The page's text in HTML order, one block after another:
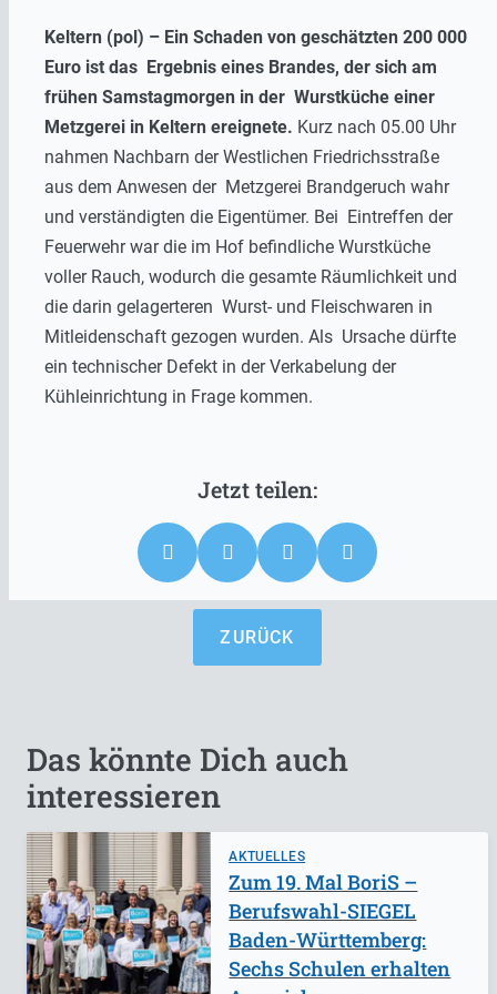
Keltern (pol) – Ein Schaden von geschätzten 200 000
Euro ist das Ergebnis eines Brandes, der sich am
frühen Samstagmorgen in der Wurstküche einer
Metzgerei in Keltern ereignete. Kurz nach 05.00 Uhr
nahmen Nachbarn der Westlichen Friedrichsstraße
aus dem Anwesen der Metzgerei Brandgeruch wahr
und verständigten die Eigentümer. Bei Eintreffen der
Feuerwehr war die im Hof befindliche Wurstküche
voller Rauch, wodurch die gesamte Räumlichkeit und
die darin gelagerteren Wurst- und Fleischwaren in
Mitleidenschaft gezogen wurden. Als Ursache dürfte
ein technischer Defekt in der Verkabelung der
Kühleinrichtung in Frage kommen.
ZURÜCK
Das könnte Dich auch
interessieren
AKTUELLES
Zum 19. Mal BoriS –
Berufswahl-SIEGEL
Baden-Württemberg:
Sechs Schulen erhalten